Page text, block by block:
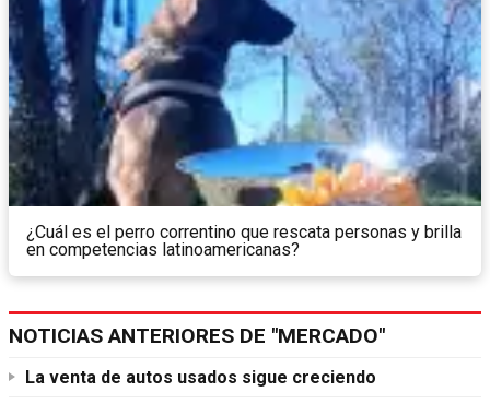
¿Cuál es el perro correntino que rescata personas y brilla
en competencias latinoamericanas?
NOTICIAS ANTERIORES DE "MERCADO"
La venta de autos usados sigue creciendo